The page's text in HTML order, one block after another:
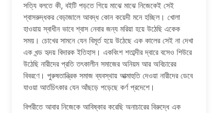
সত্যি বলতে কী, বইটি পড়তে গিয়ে মাঝে মাঝে নিজেকেই সেই
শ্বাসরুদ্ধকর বেড়াজালে আবদ্ধ কোন কয়েদী মনে হচ্ছিল। খোলা
হাওয়ায় স্বাধীন ভাবে শ্বাস নেবার জন্য মরিয়া হয়ে উঠেছি একেক
সময়। চোখের সামনে যেন বিমূর্ত হয়ে উঠেছে এক কালের সেই না দেখা
এক খন্ড হৃদয় বিদারক ইতিহাস। একবিংশ শতাব্দীর দ্বারে বসেও শিউরে
উঠেছি নারীদের প্রতি তৎকালীন সমাজের অনিয়ম আর অবিচারের
বিবরণে। পুরুষতান্ত্রিক সমাজ ব্যবস্থায় আত্মাহুতি দেওয়া নারীদের ডেবে
যাওয়া আর্তচিৎকার যেন আঁছড়ে পড়েছে কর্ণ প্রদেশে।
বিপরীতে আবার নিজেকে আবিষ্কার করেছি অনাচারের বিরুদ্ধে এক